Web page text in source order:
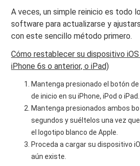
A veces, un simple reinicio es todo
software para actualizarse y
con este sencillo método primero.
Cómo restablecer su dispositivo
iPhone 6s o anterior, o iPad)
Mantenga presionado el botón
de inicio en su iPhone, iPod o iPad.
Mantenga presionados ambos
segundos y suéltelos una vez
el logotipo blanco de Apple.
Proceda a cargar su dispositivo
aún existe.